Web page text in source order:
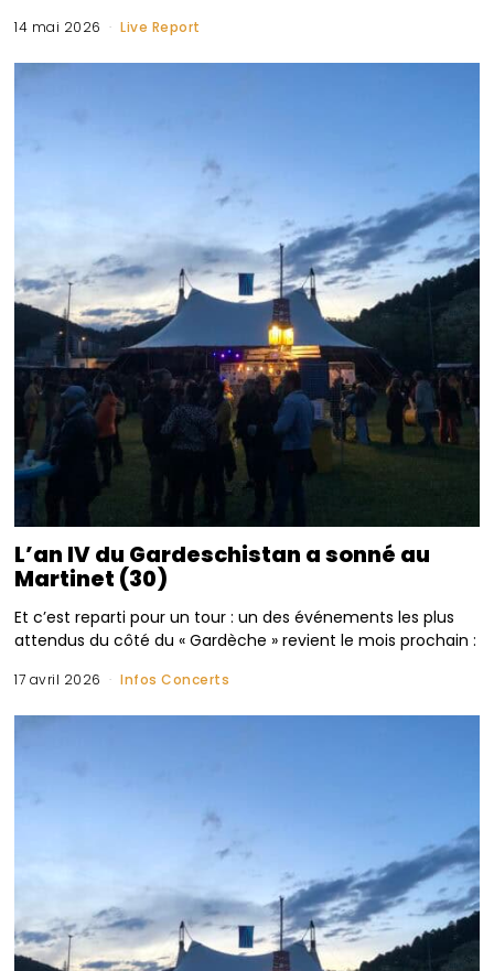
14 mai 2026 Live Report
L’an IV du Gardeschistan a sonné au
Martinet (30)
Et c’est reparti pour un tour : un des événements les plus
attendus du côté du « Gardèche » revient le mois prochain :
17 avril 2026 Infos Concerts